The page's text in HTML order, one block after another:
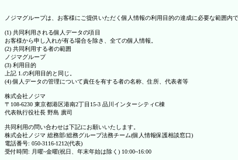
ノジマグループは、お客様にご提供いただく個人情報の利用目的の達成に必要な範囲内
(1) 共同利用される個人データの項目
お客様から申し入れが有る場合を除き、全ての個人情報。
(2) 共同利用する者の範囲
ノジマグループ
(3) 利用目的
上記 1.の利用目的と同じ。
(4) 個人データの管理について責任を有する者の名称、住所、代表者等
株式会社ノジマ
〒108-6230 東京都港区港南2丁目15-3 品川インターシティC棟
代表執行役社長 野島 廣司
共同利用の問い合わせは下記にお願いいたします。
株式会社ノジマ 総務部/総務グループ法務チーム(個人情報保護相談窓口)
電話番号: 050-3116-1212(代表)
受付時間: 月曜~金曜(祝日、年末年始は除く) 10:00~16:00